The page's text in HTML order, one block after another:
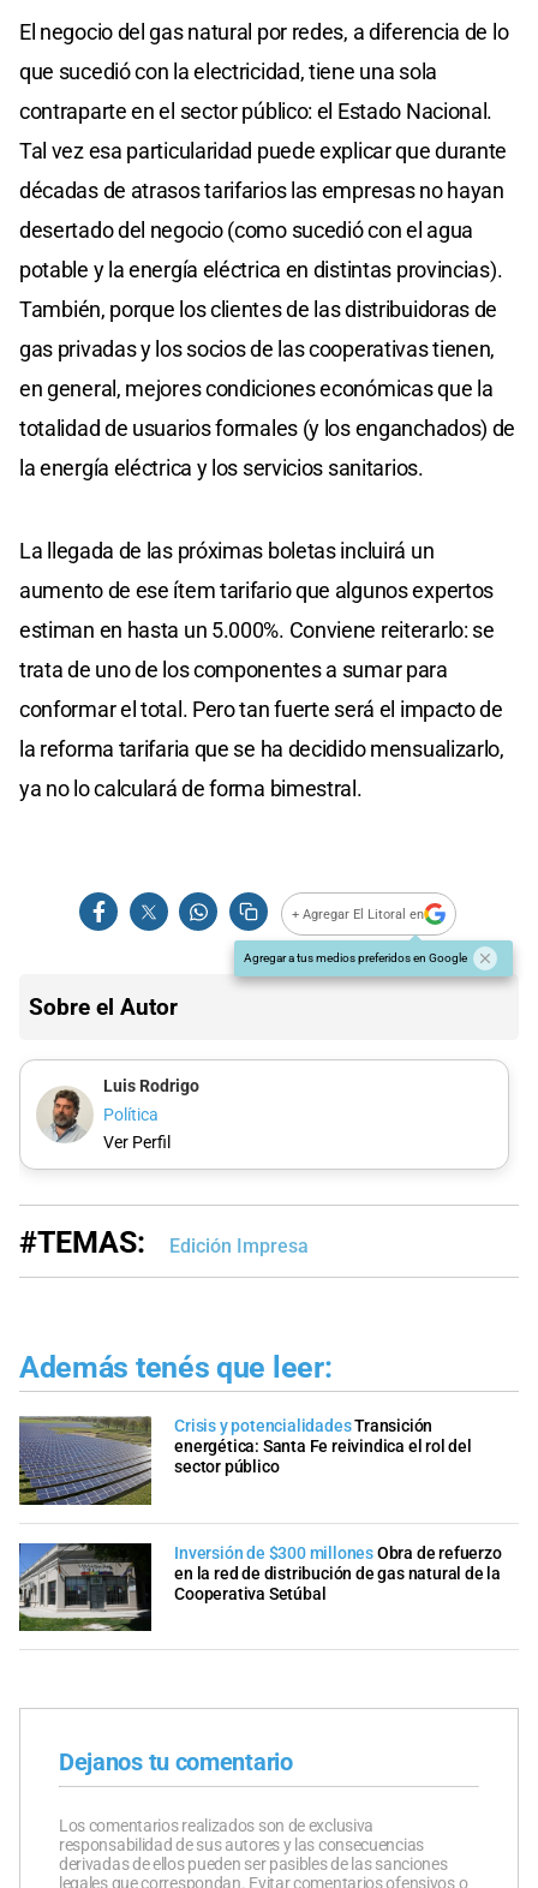
El negocio del gas natural por redes, a diferencia de lo
que sucedió con la electricidad, tiene una sola
contraparte en el sector público: el Estado Nacional.
Tal vez esa particularidad puede explicar que durante
décadas de atrasos tarifarios las empresas no hayan
desertado del negocio (como sucedió con el agua
potable y la energía eléctrica en distintas provincias).
También, porque los clientes de las distribuidoras de
gas privadas y los socios de las cooperativas tienen,
en general, mejores condiciones económicas que la
totalidad de usuarios formales (y los enganchados) de
la energía eléctrica y los servicios sanitarios.
La llegada de las próximas boletas incluirá un
aumento de ese ítem tarifario que algunos expertos
estiman en hasta un 5.000%. Conviene reiterarlo: se
trata de uno de los componentes a sumar para
conformar el total. Pero tan fuerte será el impacto de
la reforma tarifaria que se ha decidido mensualizarlo,
ya no lo calculará de forma bimestral.
+ Agregar El Litoral en
Agregar a tus medios preferidos en Google
Sobre el Autor
Luis Rodrigo
Política
Ver Perfil
#TEMAS: Edición Impresa
Además tenés que leer:
Crisis y potencialidadesTransición
energética: Santa Fe reivindica el rol del
sector público
Inversión de $300 millonesObra de refuerzo
en la red de distribución de gas natural de la
Cooperativa Setúbal
Dejanos tu comentario
Los comentarios realizados son de exclusiva
responsabilidad de sus autores y las consecuencias
derivadas de ellos pueden ser pasibles de las sanciones
legales que correspondan. Evitar comentarios ofensivos o